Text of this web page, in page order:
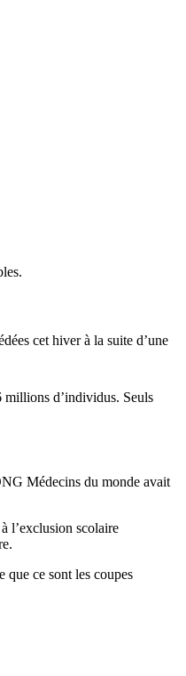
cet hiver à la suite d’une
millions d’individus. Seuls
Médecins du monde avait
l’exclusion scolaire
que ce sont les coupes